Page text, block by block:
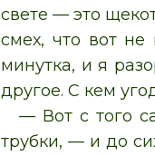
свете — это
смех, что вот
минутка, и я
другое. С кем
— Вот с того
трубки, — и до